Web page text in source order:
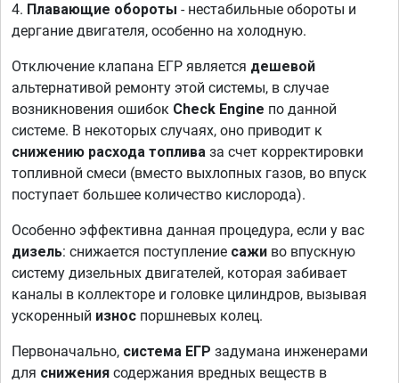
4. Плавающие обороты - нестабильные обороты и
дергание двигателя, особенно на холодную.
Отключение клапана ЕГР является дешевой
альтернативой ремонту этой системы, в случае
возникновения ошибок Check Engine по данной
системе. В некоторых случаях, оно приводит к
снижению расхода топлива за счет корректировки
топливной смеси (вместо выхлопных газов, во впуск
поступает большее количество кислорода).
Особенно эффективна данная процедура, если у вас
дизель: снижается поступление сажи во впускную
систему дизельных двигателей, которая забивает
каналы в коллекторе и головке цилиндров, вызывая
ускоренный износ поршневых колец.
Первоначально, система ЕГР задумана инженерами
для снижения содержания вредных веществ в